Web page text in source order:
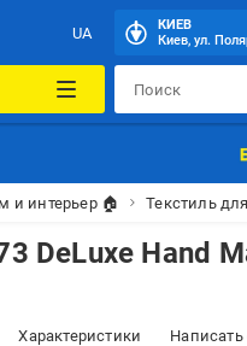
UA
КИЕВ
Киев, ул.
и интерьер 🏠 Текстиль
DeLuxe Hand
Характеристики Написать